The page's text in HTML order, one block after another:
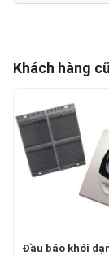
Khách hàng
Đầu báo khói